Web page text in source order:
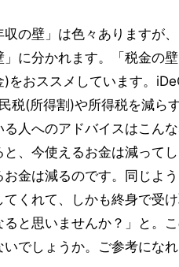
収の壁」は色々ありますが
」に分かれます。「税金の
)をおススメしています。
税(所得割)や所得税を減ら
人へのアドバイスはこん
、今使えるお金は減って
お金は減るのです。同じよ
てくれて、しかも終身で受
ると思いませんか？」と。
でしょうか。ご参考になれ